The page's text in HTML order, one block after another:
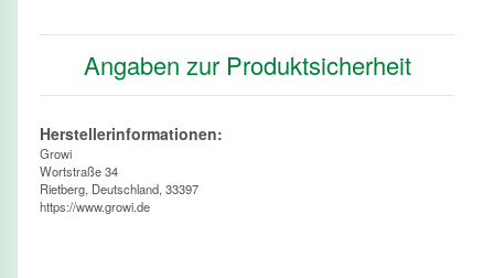
Angaben zur Produktsicherheit
Herstellerinformationen:
Growi
Wortstraße 34
Rietberg, Deutschland, 33397
https://www.growi.de